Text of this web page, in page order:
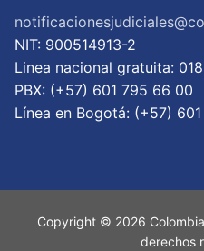
NIT: 900514913-2
Linea nacional gratuita:
PBX: (+57) 601 795 66 00
Lí­nea en Bogotá: (+57)
Copyright © 2026
derechos